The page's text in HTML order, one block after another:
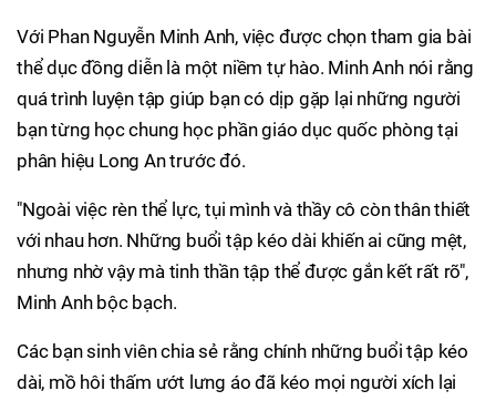
Với Phan Nguyễn Minh Anh, việc được chọn tham gia bài
thể dục đồng diễn là một niềm tự hào. Minh Anh nói rằng
quá trình luyện tập giúp bạn có dịp gặp lại những người
bạn từng học chung học phần giáo dục quốc phòng tại
phân hiệu Long An trước đó.
"Ngoài việc rèn thể lực, tụi mình và thầy cô còn thân thiết
với nhau hơn. Những buổi tập kéo dài khiến ai cũng mệt,
nhưng nhờ vậy mà tinh thần tập thể được gắn kết rất rõ",
Minh Anh bộc bạch.
Các bạn sinh viên chia sẻ rằng chính những buổi tập kéo
dài, mồ hôi thấm ướt lưng áo đã kéo mọi người xích lại